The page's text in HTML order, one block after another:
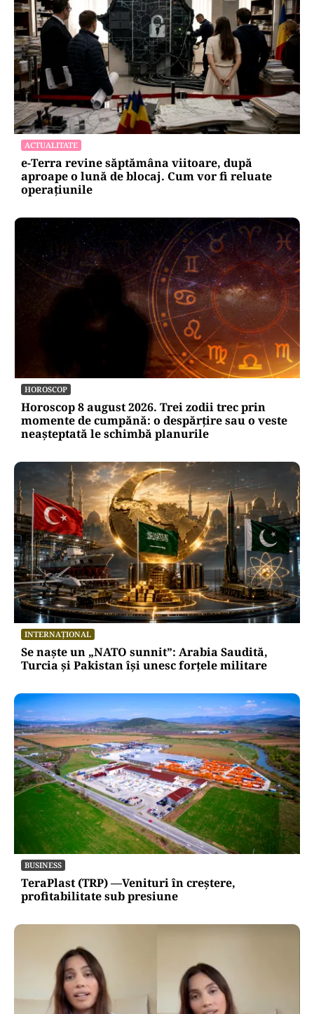
ACTUALITATE
e-Terra revine săptămâna viitoare, după
aproape o lună de blocaj. Cum vor fi reluate
operațiunile
HOROSCOP
Horoscop 8 august 2026. Trei zodii trec prin
momente de cumpănă: o despărțire sau o veste
neașteptată le schimbă planurile
INTERNAȚIONAL
Se naște un „NATO sunnit”: Arabia Saudită,
Turcia și Pakistan își unesc forțele militare
BUSINESS
TeraPlast (TRP) —Venituri în creștere,
profitabilitate sub presiune